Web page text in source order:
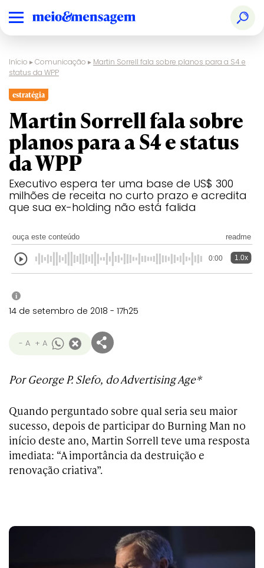
Início ▸Comunicação ▸ Martin Sorrell fala sobre planos para a S4 e
status da WPP
estratégia
Martin Sorrell fala sobre
planos para a S4 e status
da WPP
Executivo espera ter uma base de US$ 300
milhões de receita no curto prazo e acredita
que sua ex-holding não está falida
ouça este conteúdo readme
0:00 1.0x
i
14 de setembro de 2018 - 17h25
- A + A
Por George P. Slefo, do Advertising Age*
Quando perguntado sobre qual seria seu maior
sucesso, depois de participar do Burning Man no
início deste ano, Martin Sorrell teve uma resposta
imediata: “A importância da destruição e
renovação criativa”.